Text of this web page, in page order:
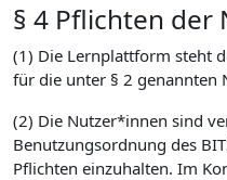
§ 4 Pflichten der
(1) Die Lernplattform steht
für die unter § 2 genannten
(2) Die Nutzer*innen sind
Benutzungsordnung des
Pflichten einzuhalten. Im